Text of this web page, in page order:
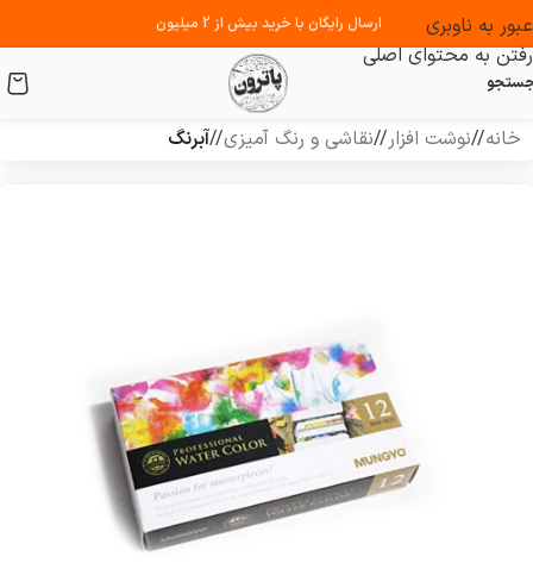
عبور به ناوبری
رفتن به محتوای اصلی
ارسال رایگان با خرید بیش از 2 میلیون
خانه/ نوشت افزار/ نقاشی و رنگ آمیزی/ آبرنگ